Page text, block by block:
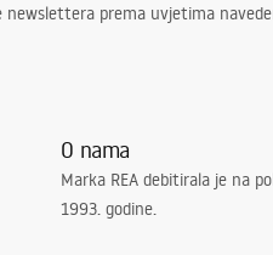
prema uvjetima
O nama
Marka REA debitirala je na
1993. godine.